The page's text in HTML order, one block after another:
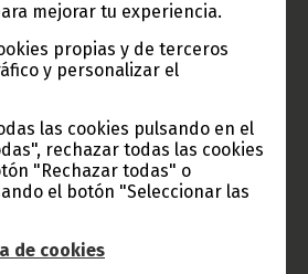
mejorar tu experiencia.
propias y de terceros
y personalizar el
las cookies pulsando en el
rechazar todas las cookies
"Rechazar todas" o
el botón "Seleccionar las
de cookies
de Guinea Ecuatorial